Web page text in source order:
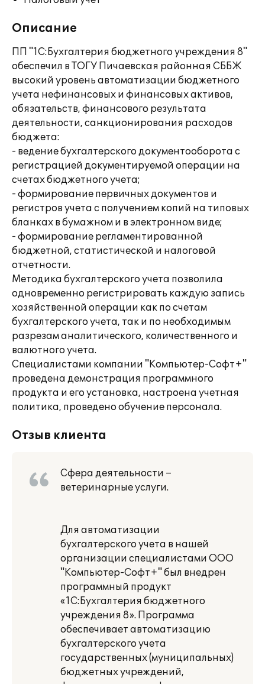
Описание
ПП "1С:Бухгалтерия бюджетного учреждения 8"
обеспечил в ТОГУ Пичаевская районная СББЖ
высокий уровень автоматизации бюджетного
учета нефинансовых и финансовых активов,
обязательств, финансового результата
деятельности, санкционирования расходов
бюджета:
- ведение бухгалтерского документооборота с
регистрацией документируемой операции на
счетах бюджетного учета;
- формирование первичных документов и
регистров учета с получением копий на типовых
бланках в бумажном и в электронном виде;
- формирование регламентированной
бюджетной, статистической и налоговой
отчетности.
Методика бухгалтерского учета позволила
одновременно регистрировать каждую запись
хозяйственной операции как по счетам
бухгалтерского учета, так и по необходимым
разрезам аналитического, количественного и
валютного учета.
Специалистами компании "Компьютер-Софт+"
проведена демонстрация программного
продукта и его установка, настроена учетная
политика, проведено обучение персонала.
Отзыв клиента
Сфера деятельности –
ветеринарные услуги.
Для автоматизации
бухгалтерского учета в нашей
организации специалистами ООО
"Компьютер-Софт+" был внедрен
программный продукт
«1С:Бухгалтерия бюджетного
учреждения 8». Программа
обеспечивает автоматизацию
бухгалтерского учета
государственных (муниципальных)
бюджетных учреждений,